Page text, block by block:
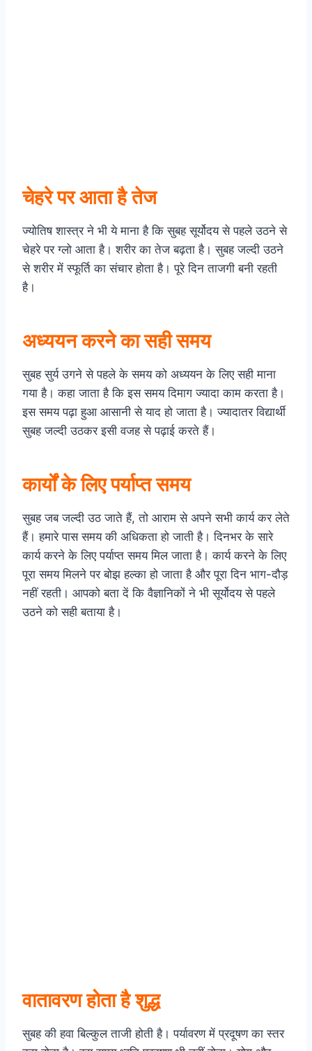
चेहरे पर आता है तेज
ज्योतिष शास्त्र ने भी ये माना है कि सुबह सूर्योदय से पहले उठने से
चेहरे पर ग्लो आता है। शरीर का तेज बढ़ता है। सुबह जल्दी उठने
से शरीर में स्फूर्ति का संचार होता है। पूरे दिन ताजगी बनी रहती
है।
अध्ययन करने का सही समय
सुबह सुर्य उगने से पहले के समय को अध्ययन के लिए सही माना
गया है। कहा जाता है कि इस समय दिमाग ज्यादा काम करता है।
इस समय पढ़ा हुआ आसानी से याद हो जाता है। ज्यादातर विद्यार्थी
सुबह जल्दी उठकर इसी वजह से पढ़ाई करते हैं।
कार्यों के लिए पर्याप्त समय
सुबह जब जल्दी उठ जाते हैं, तो आराम से अपने सभी कार्य कर लेते
हैं। हमारे पास समय की अधिकता हो जाती है। दिनभर के सारे
कार्य करने के लिए पर्याप्त समय मिल जाता है। कार्य करने के लिए
पूरा समय मिलने पर बोझ हल्का हो जाता है और पूरा दिन भाग-दौड़
नहीं रहती। आपको बता दें कि वैज्ञानिकों ने भी सूर्योदय से पहले
उठने को सही बताया है।
वातावरण होता है शुद्ध
सुबह की हवा बिल्कुल ताजी होती है। पर्यावरण में प्रदूषण का स्तर